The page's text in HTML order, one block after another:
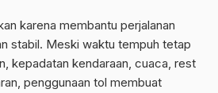
karena membantu perjalanan
stabil. Meski waktu tempuh tetap
kepadatan kendaraan, cuaca, rest
penggunaan tol membuat